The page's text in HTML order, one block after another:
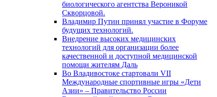
биологического агентства Вероникой
Скворцовой.
Владимир Путин принял участие в Форуме
будущих технологий.
Внедрение высоких медицинских
технологий для организации более
качественной и доступной медицинской
помощи жителям Даль
Во Владивостоке стартовали VII
Международные спортивные игры «Дети
Азии» – Правительство России